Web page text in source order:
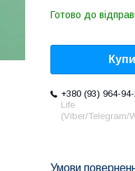
Готово до
+380 (93) 964-
Life
(Viber/Telegram/